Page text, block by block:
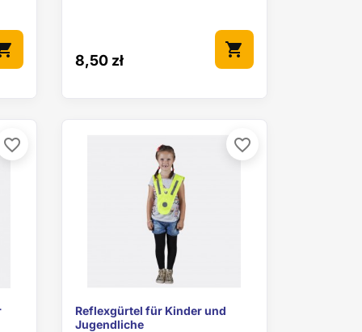
8,50 zł
shopping_cart
favorite_border
Vorschau
Reflexgürtel für Kinder und
Jugendliche
favorite_border